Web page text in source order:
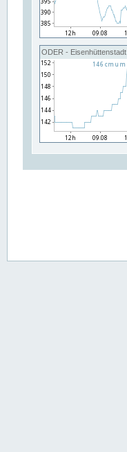
ODER - Eisenhüttenstadt